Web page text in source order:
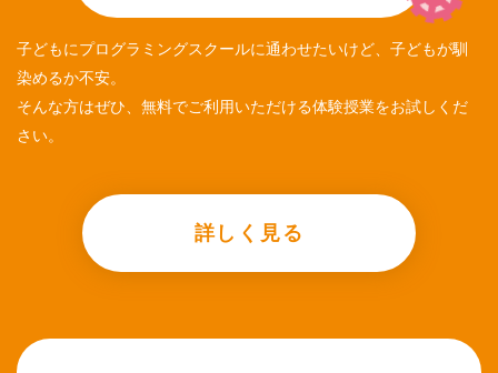
子どもにプログラミングスクールに通わせたいけど、子どもが馴
染めるか不安。
そんな方はぜひ、無料でご利用いただける体験授業をお試しくだ
さい。
詳しく見る